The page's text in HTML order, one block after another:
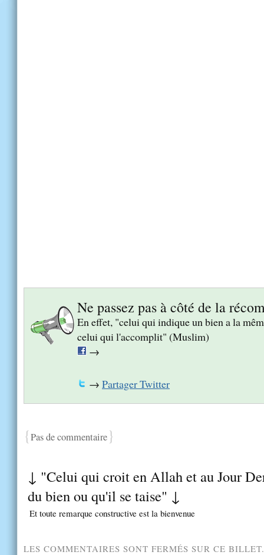
Ne passez pas à côté de la
En effet, "celui qui indique un bien a la
celui qui l'accomplit" (Muslim)
→
→ Partager Twitter
{Pas de commentaire}
↓ "Celui qui croit en Allah et au Jour
du bien ou qu'il se taise" ↓
Et toute remarque constructive est la bienvenue
LES COMMENTAIRES SONT FERMÉS SUR CE BILLET.